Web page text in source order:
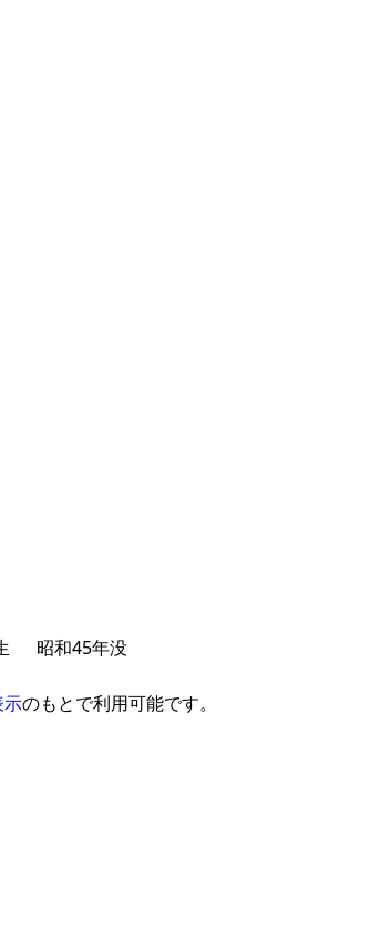
昭和45年没
示のもとで利用可能です。